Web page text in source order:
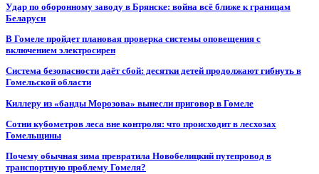
Удар по оборонному заводу в Брянске: война всё ближе к границам
Беларуси
В Гомеле пройдет плановая проверка системы оповещения с
включением электросирен
Система безопасности даёт сбой: десятки детей продолжают гибнуть в
Гомельской области
Киллеру из «банды Морозова» вынесли приговор в Гомеле
Сотни кубометров леса вне контроля: что происходит в лесхозах
Гомельщины
Почему обычная зима превратила Новобелицкий путепровод в
транспортную проблему Гомеля?